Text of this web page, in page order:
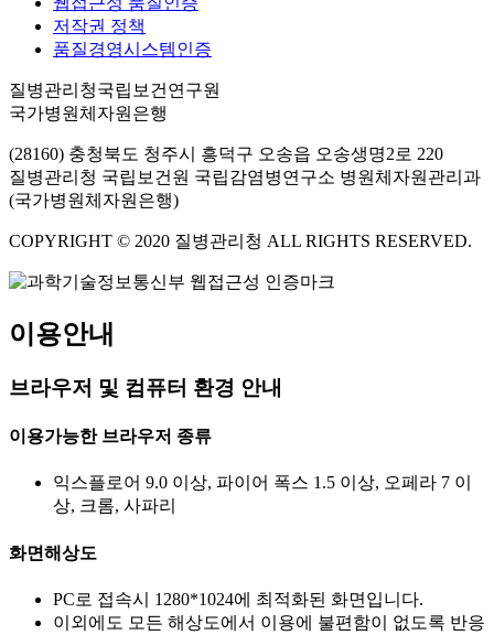
저작권 정책
품질경영시스템인증
질병관리청국립보건연구원
국가병원체자원은행
(28160) 충청북도 청주시 흥덕구 오송읍 오송생명2로 220
질병관리청 국립보건원 국립감염병연구소 병원체자원관리과
(국가병원체자원은행)
COPYRIGHT © 2020 질병관리청 ALL RIGHTS RESERVED.
이용안내
브라우저 및 컴퓨터 환경 안내
이용가능한 브라우저 종류
익스플로어 9.0 이상, 파이어 폭스 1.5 이상, 오페라 7 이
상, 크롬, 사파리
화면해상도
PC로 접속시 1280*1024에 최적화된 화면입니다.
이외에도 모든 해상도에서 이용에 불편함이 없도록 반응